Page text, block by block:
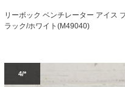
リーボック ベンチレーター アイス
ラック/ホワイト(M49040)
4/*